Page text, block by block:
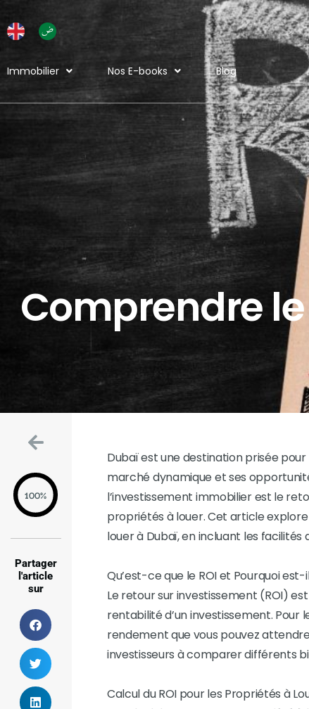
au
contenu
Immobilier Nos E-books Blog
Comprendre le
100%
Partager
l'article
sur
Dubaï est une destination prisée
marché dynamique et ses
l’investissement immobilier est le
propriétés à louer. Cet article
louer à Dubaï, en incluant les
Qu’est-ce que le ROI et Pourquoi
Le retour sur investissement (ROI)
rentabilité d’un investissement. Pour
rendement que vous pouvez
investisseurs à comparer différents
Calcul du ROI pour les Propriétés à